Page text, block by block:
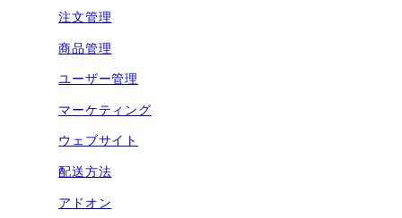
注文管理
商品管理
ユーザー管理
マーケティング
ウェブサイト
配送方法
アドオン